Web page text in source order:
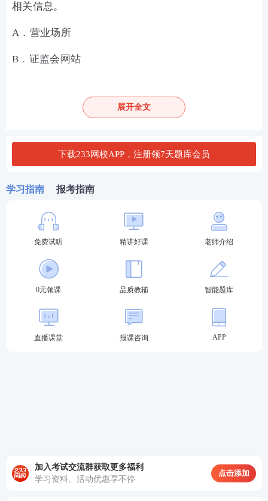
相关信息。
A．营业场所
B．证监会网站
D．期货交易所网站
查看答案
办法》，下列关于客户从事期货交易的表述，正确的
有( )。
A．证券公司不得间接为客户从事期货交易提供融资
B．证券公司不得直接为客户从事期货交易提供担保
C． 证券公司不得直接为客户从事期货交易提供融资
D．证券公司不得间接为客户从事期货交易提供担保
展开全文
下载233网校APP，注册领7天题库会员
学习指南 报考指南
免费试听 精讲好课 老师介绍
0元领课 品质教辅 智能题库
直播课堂 报课咨询 APP
加入考试交流群获取更多福利
学习资料、活动优惠享不停
点击添加